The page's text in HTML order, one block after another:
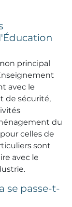
principal
avec le
de sécurité,
du
celles de
sont
avec le
se passe-t-